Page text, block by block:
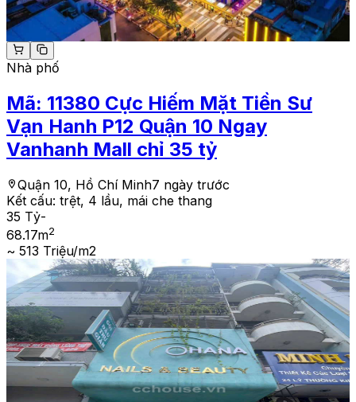
Nhà phố
Mã: 11380 Cực Hiếm Mặt Tiền Sư
Vạn Hanh P12 Quận 10 Ngay
Vanhanh Mall chỉ 35 tỷ
Quận 10, Hồ Chí Minh7 ngày trước
Kết cấu: trệt, 4 lầu, mái che thang
35 Tỷ-
68.17m2
~ 513 Triệu/m2